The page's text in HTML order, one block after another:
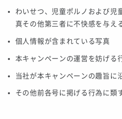
わいせつ、児童ポルノおよび児
真その他第三者に不快感を与え
個人情報が含まれている写真
本キャンペーンの運営を妨げる
当社が本キャンペーンの趣旨に
その他前各号に掲げる行為に類